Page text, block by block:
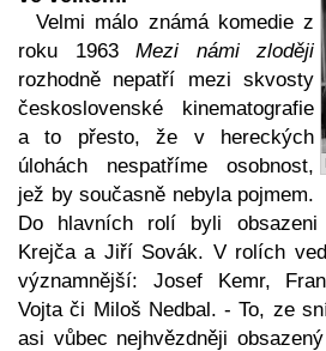
Velmi málo známá komedie z
roku 1963 Mezi námi zloději
rozhodně nepatří mezi skvosty
československé kinematografie
a to přesto, že v hereckých
úlohách nespatříme osobnost,
jež by současně nebyla pojmem.
Do hlavních rolí byli obsazeni
Krejča a Jiří Sovák. V rolích
významnější: Josef Kemr,
Vojta či Miloš Nedbal. - To, ze
asi vůbec nejhvězdněji